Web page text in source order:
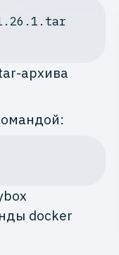
.26 .1 .tar
архива
docker